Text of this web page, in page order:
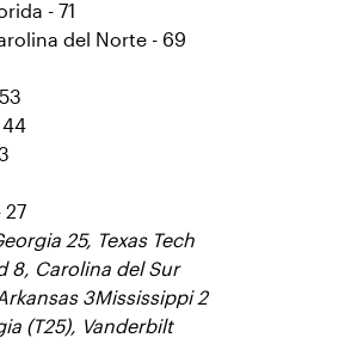
- 71
del Norte - 69
44
27
25, Texas Tech
8, Carolina del Sur
3Mississippi 2
(T25), Vanderbilt